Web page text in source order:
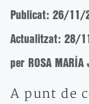
Publicat: 26/11/
Actualitzat: 28/
per ROSA MARÍA
A punt de